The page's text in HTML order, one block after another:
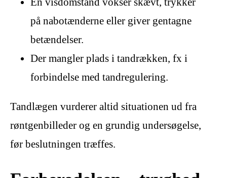
på nabotænderne eller giver gentagne
betændelser.
Der mangler plads i tandrækken, fx i
forbindelse med tandregulering.
Tandlægen vurderer altid situationen ud fra
røntgenbilleder og en grundig undersøgelse,
før beslutningen træffes.